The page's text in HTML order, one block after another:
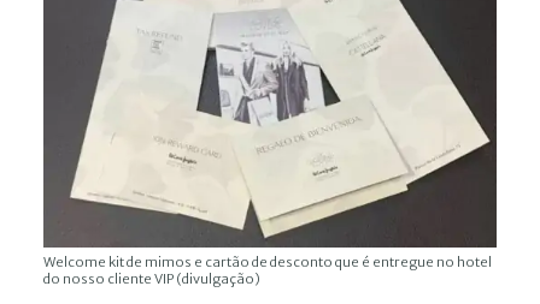
Welcome kit de mimos e cartão de desconto que é entregue no hotel
do nosso cliente VIP (divulgação)